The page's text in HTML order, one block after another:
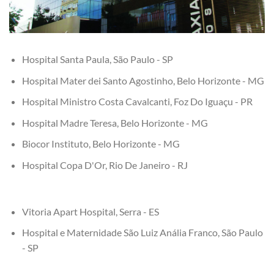
Hospital Santa Paula, São Paulo - SP
Hospital Mater dei Santo Agostinho, Belo Horizonte - MG
Hospital Ministro Costa Cavalcanti, Foz Do Iguaçu - PR
Hospital Madre Teresa, Belo Horizonte - MG
Biocor Instituto, Belo Horizonte - MG
Hospital Copa D'Or, Rio De Janeiro - RJ
Vitoria Apart Hospital, Serra - ES
Hospital e Maternidade São Luiz Anália Franco, São Paulo
- SP